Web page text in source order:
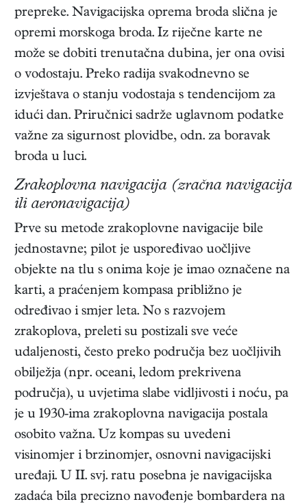
prepreke. Navigacijska oprema broda slična je
opremi morskoga broda. Iz riječne karte ne
može se dobiti trenutačna dubina, jer ona ovisi
o vodostaju. Preko radija svakodnevno se
izvještava o stanju vodostaja s tendencijom za
idući dan. Priručnici sadrže uglavnom podatke
važne za sigurnost plovidbe, odn. za boravak
broda u luci.
Zrakoplovna navigacija (zračna navigacija
ili aeronavigacija)
Prve su metode zrakoplovne navigacije bile
jednostavne; pilot je uspoređivao uočljive
objekte na tlu s onima koje je imao označene na
karti, a praćenjem kompasa približno je
određivao i smjer leta. No s razvojem
zrakoplova, preleti su postizali sve veće
udaljenosti, često preko područja bez uočljivih
obilježja (npr. oceani, ledom prekrivena
područja), u uvjetima slabe vidljivosti i noću, pa
je u 1930-ima zrakoplovna navigacija postala
osobito važna. Uz kompas su uvedeni
visinomjer i brzinomjer, osnovni navigacijski
uređaji. U II. svj. ratu posebna je navigacijska
zadaća bila precizno navođenje bombardera na